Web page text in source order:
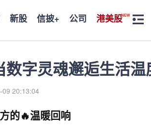
新股 信披+ 公司 港美股
字灵魂邂逅生活温
09 20:13:04
的🔥温暖回响